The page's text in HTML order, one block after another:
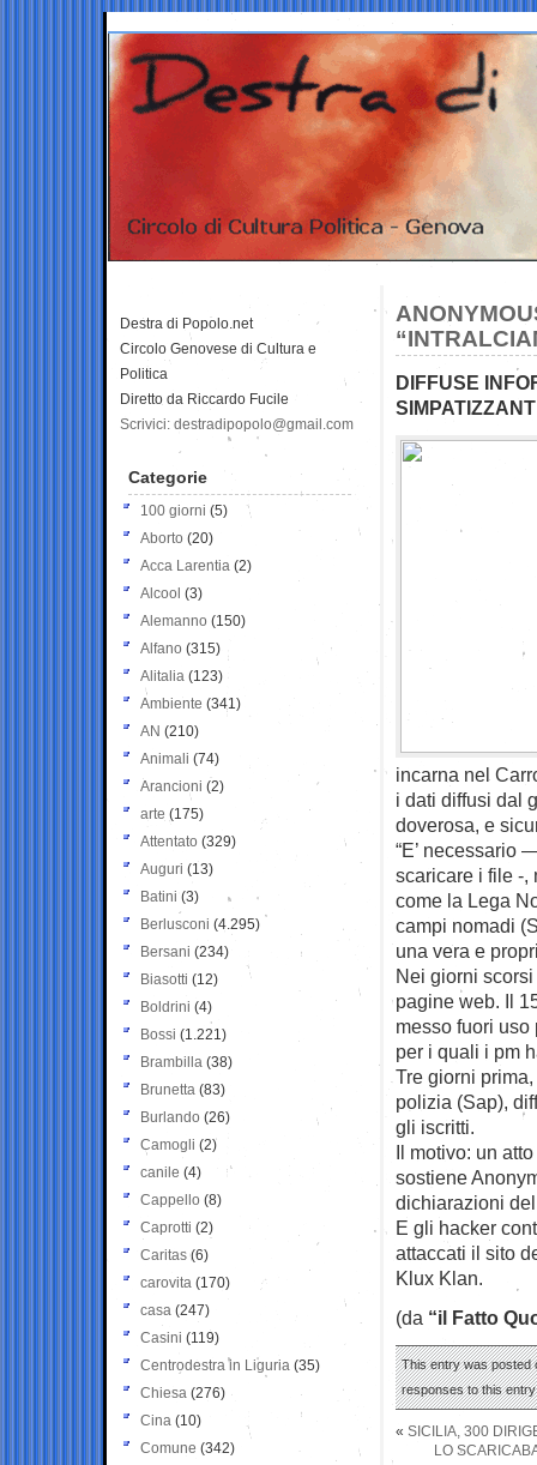
DIFFUSE
incarna nel
i dati diffusi dal
doverosa, e
“E’ necessario
scaricare i file -,
come la Lega
campi nomadi
una vera e
Nei giorni
pagine web. Il
messo fuori
per i quali i pm
Tre giorni
polizia (Sap),
gli iscritti.
Il motivo: un
sostiene
dichiarazioni
E gli hacker
attaccati il sito
Klux Klan.
(da “il Fatto
This entry was posted
responses to this
« SICILIA, 300
LO
Destra di Popolo.net
Circolo Genovese di Cultura e
Politica
Diretto da Riccardo Fucile
Scrivici: destradipopolo@gmail.com
Categorie
100 giorni (5)
Aborto (20)
Acca Larentia (2)
Alcool (3)
Alemanno (150)
Alfano (315)
Alitalia (123)
Ambiente (341)
AN (210)
Animali (74)
Arancioni (2)
arte (175)
Attentato (329)
Auguri (13)
Batini (3)
Berlusconi (4.295)
Bersani (234)
Biasotti (12)
Boldrini (4)
Bossi (1.221)
Brambilla (38)
Brunetta (83)
Burlando (26)
Camogli (2)
canile (4)
Cappello (8)
Caprotti (2)
Caritas (6)
carovita (170)
casa (247)
Casini (119)
Centrodestra in Liguria (35)
Chiesa (276)
Cina (10)
Comune (342)